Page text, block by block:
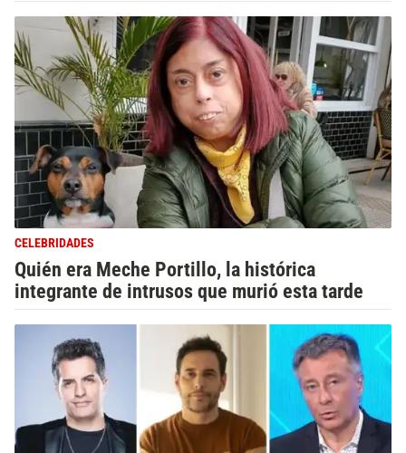
CELEBRIDADES
Quién era Meche Portillo, la histórica
integrante de intrusos que murió esta tarde